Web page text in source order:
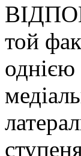
той
однією